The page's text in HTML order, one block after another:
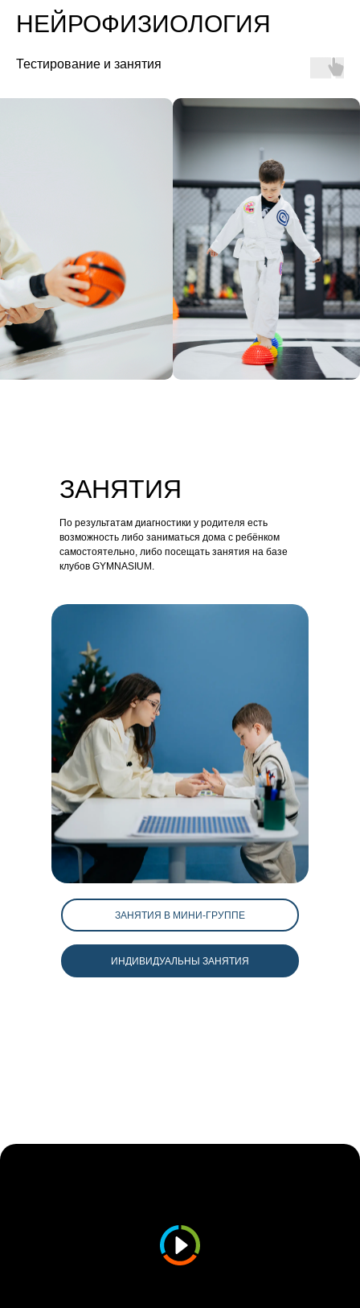
НЕЙРОФИЗИОЛОГИЯ
Тестирование и занятия
ЗАНЯТИЯ
По результатам диагностики у родителя есть
возможность либо заниматься дома с ребёнком
самостоятельно, либо посещать занятия на базе
клубов GYMNASIUM.
ИНДИВИДУАЛЬНЫ ЗАНЯТИЯ
ЗАНЯТИЯ В МИНИ-ГРУППЕ